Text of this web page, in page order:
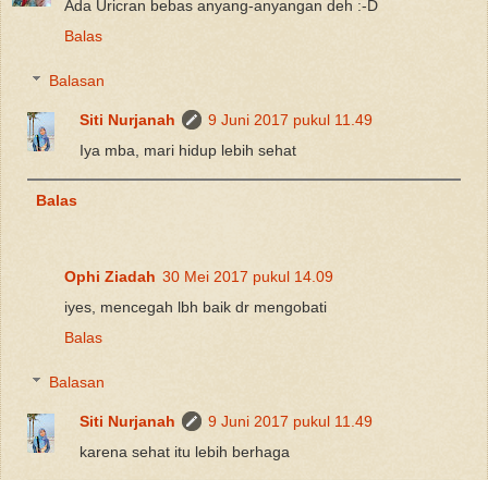
Ada Uricran bebas anyang-anyangan deh :-D
Balas
Balasan
Siti Nurjanah
9 Juni 2017 pukul 11.49
Iya mba, mari hidup lebih sehat
Balas
Ophi Ziadah 30 Mei 2017 pukul 14.09
iyes, mencegah lbh baik dr mengobati
Balas
Balasan
Siti Nurjanah
9 Juni 2017 pukul 11.49
karena sehat itu lebih berhaga